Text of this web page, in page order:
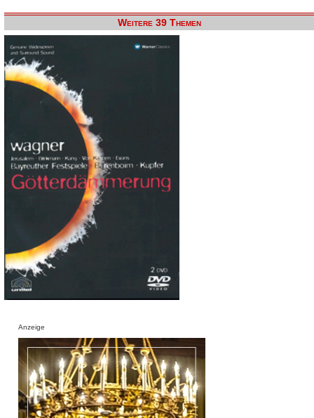
Weitere 39 Themen
Anzeige